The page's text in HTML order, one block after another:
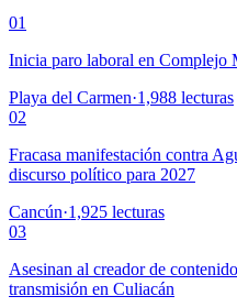
01
Inicia paro laboral en Complejo
Playa del Carmen·1,988 lecturas
02
Fracasa manifestación contra
discurso político para 2027
Cancún·1,925 lecturas
03
Asesinan al creador de
transmisión en Culiacán